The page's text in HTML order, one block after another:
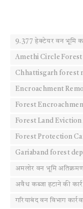
9.377 हेक्टेयर वन भूमि
Amethi Circle
Chhattisgarh forest
Encroachment
Forest
Forest Land
Forest Protection
Gariaband forest
अमलोर वन भूमि
अवैध कब्जा हटाने की
गरियाबंद वन विभाग